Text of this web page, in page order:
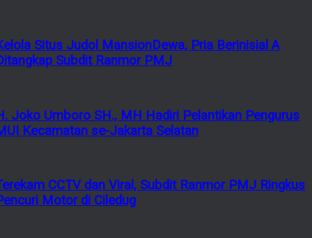
Situs Judol MansionDewa, Pria Berinisial A
Subdit Ranmor PMJ
Joko Umboro SH., MH Hadiri Pelantikan Pengurus
Kecamatan se-Jakarta Selatan
CCTV dan Viral, Subdit Ranmor PMJ Ringkus
Motor di Ciledug